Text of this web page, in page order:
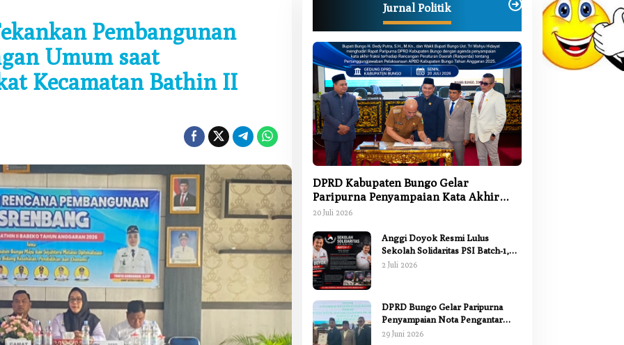
Pembangunan
Umum saat
Kecamatan Bathin II
Jurnal Politik
DPRD Kabupaten Bungo Gelar
Paripurna Penyampaian Kata Akhir
Fraksi terhadap Ranperda
20 Juli 2026
Anggi Doyok Resmi Lulus
Sekolah Solidaritas PSI Batch-1,
Siap Perkuat Kiprah Politik dari
2 Juli 2026
DPRD Bungo Gelar Paripurna
Penyampaian Nota Pengantar
Pertanggungjawaban Pelaksanaan
29 Juni 2026